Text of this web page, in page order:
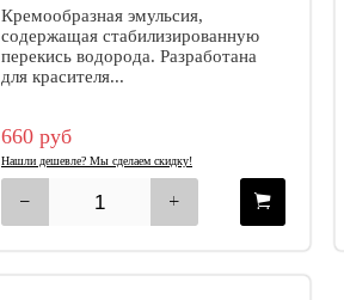
Кремообразная эмульсия,
содержащая стабилизированную
перекись водорода. Разработана
для красителя...
660 руб
Нашли дешевле? Мы сделаем скидку!